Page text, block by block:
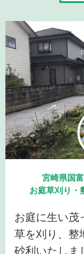
宮崎県国
お庭草刈り・
お庭に生い茂
草を刈り、整
砂利いたしま